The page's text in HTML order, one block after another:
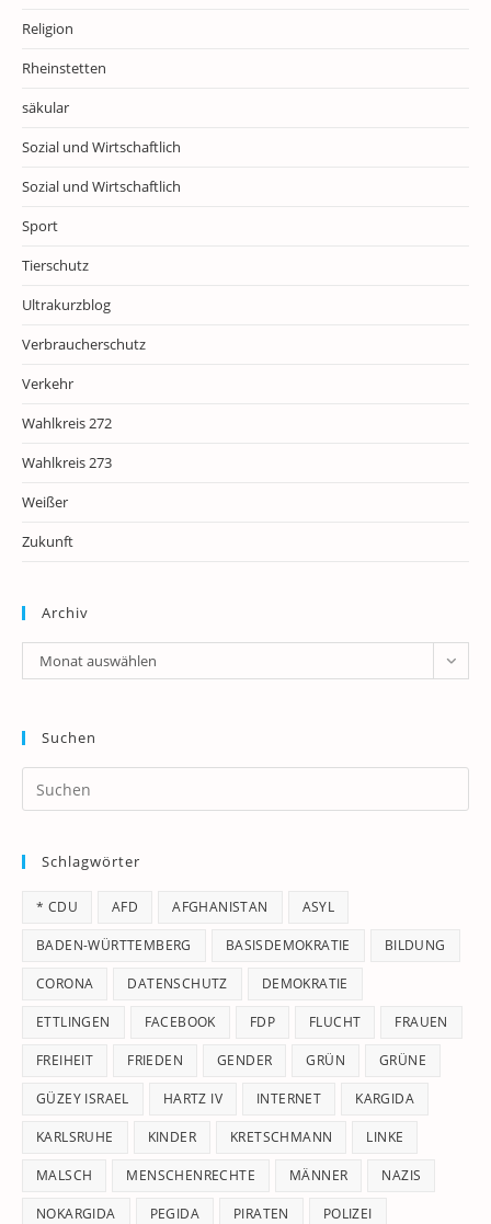
Religion
Rheinstetten
säkular
Sozial und Wirtschaftlich
Sozial und Wirtschaftlich
Sport
Tierschutz
Ultrakurzblog
Verbraucherschutz
Verkehr
Wahlkreis 272
Wahlkreis 273
Weißer
Zukunft
Archiv
Archiv
Monat auswählen
Suchen
Schlagwörter
* CDU AFD AFGHANISTAN ASYL
BADEN-WÜRTTEMBERG BASISDEMOKRATIE BILDUNG
CORONA DATENSCHUTZ DEMOKRATIE
ETTLINGEN FACEBOOK FDP FLUCHT FRAUEN
FREIHEIT FRIEDEN GENDER GRÜN GRÜNE
GÜZEY ISRAEL HARTZ IV INTERNET KARGIDA
KARLSRUHE KINDER KRETSCHMANN LINKE
MALSCH MENSCHENRECHTE MÄNNER NAZIS
NOKARGIDA PEGIDA PIRATEN POLIZEI